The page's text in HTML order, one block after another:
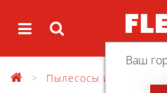
Ваш
Пылесосы и